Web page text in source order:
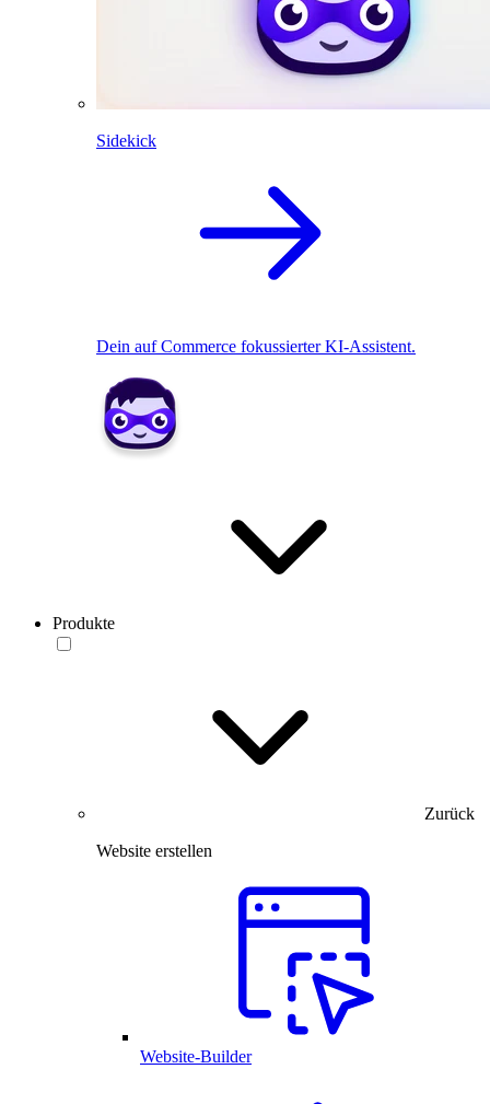
Sidekick
Dein auf Commerce fokussierter KI-Assistent.
Produkte
Zurück
Website erstellen
Website-Builder